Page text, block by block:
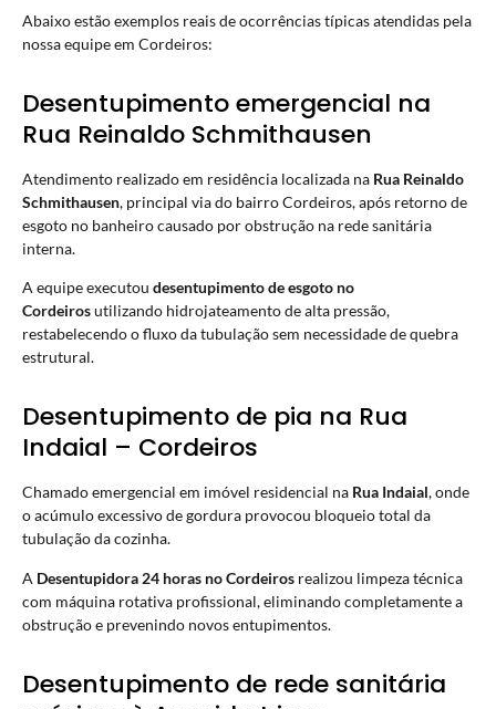
Abaixo estão exemplos reais de ocorrências típicas atendidas pela
nossa equipe em Cordeiros:
Desentupimento emergencial na
Rua Reinaldo Schmithausen
Atendimento realizado em residência localizada na Rua Reinaldo
Schmithausen, principal via do bairro Cordeiros, após retorno de
esgoto no banheiro causado por obstrução na rede sanitária
interna.
A equipe executou desentupimento de esgoto no
Cordeirosutilizando hidrojateamento de alta pressão,
restabelecendo o fluxo da tubulação sem necessidade de quebra
estrutural.
Desentupimento de pia na Rua
Indaial – Cordeiros
Chamado emergencial em imóvel residencial na Rua Indaial, onde
o acúmulo excessivo de gordura provocou bloqueio total da
tubulação da cozinha.
A Desentupidora 24 horas no Cordeiros realizou limpeza técnica
com máquina rotativa profissional, eliminando completamente a
obstrução e prevenindo novos entupimentos.
Desentupimento de rede sanitária